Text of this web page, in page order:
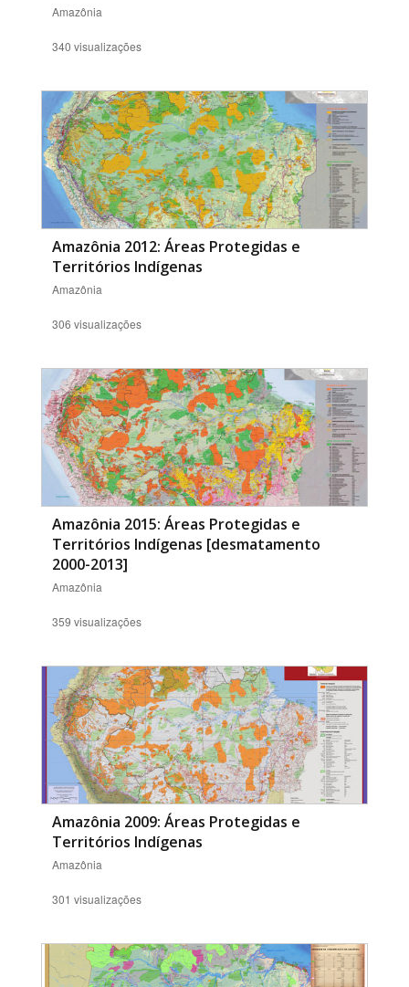
Amazônia
340 visualizações
Amazônia 2012: Áreas Protegidas e
Territórios Indígenas
Amazônia
306 visualizações
Amazônia 2015: Áreas Protegidas e
Territórios Indígenas [desmatamento
2000-2013]
Amazônia
359 visualizações
Amazônia 2009: Áreas Protegidas e
Territórios Indígenas
Amazônia
301 visualizações